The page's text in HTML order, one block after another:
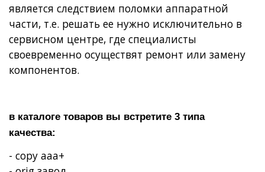
является следствием поломки аппаратной
части, т.е. решать ее нужно исключительно в
сервисном центре, где специалисты
своевременно осуществят ремонт или замену
компонентов.
в каталоге товаров вы встретите 3 типа
качества:
- copy aaa+